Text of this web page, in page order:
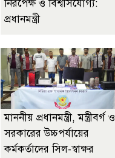
নিরপেক্ষ ও বিশ্বাসযোগ্য:
প্রধানমন্ত্রী
মাননীয় প্রধানমন্ত্রী, মন্ত্রীবর্গ ও
সরকারের উচ্চপর্যায়ের
কর্মকর্তাদের সিল-স্বাক্ষর